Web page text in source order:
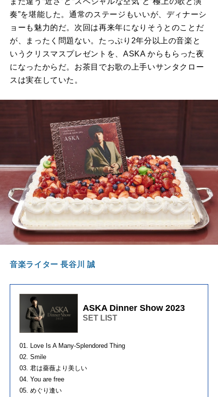
奏”を堪能した。通常のステージもいいが、ディナーシ
ョーも魅⼒的だ。次回は再来年になりそうとのことだ
が、まったく問題ない。たっぷり2年分以上の⾳楽と
いうクリスマスプレゼントを、ASKA からもらった夜
になったからだ。お茶⽬でお歌の上⼿いサンタクロー
スは実在していた。
音楽ライター ⻑⾕川 誠
ASKA Dinner Show 2023
SET LIST
01. Love Is A Many-Splendored Thing
02. Smile
03. 君は薔薇より美しい
04. You are free
05. めぐり逢い